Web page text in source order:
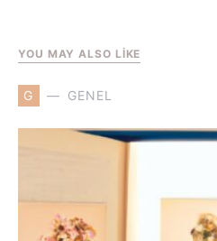
YOU MAY ALSO LIKE
G GENEL